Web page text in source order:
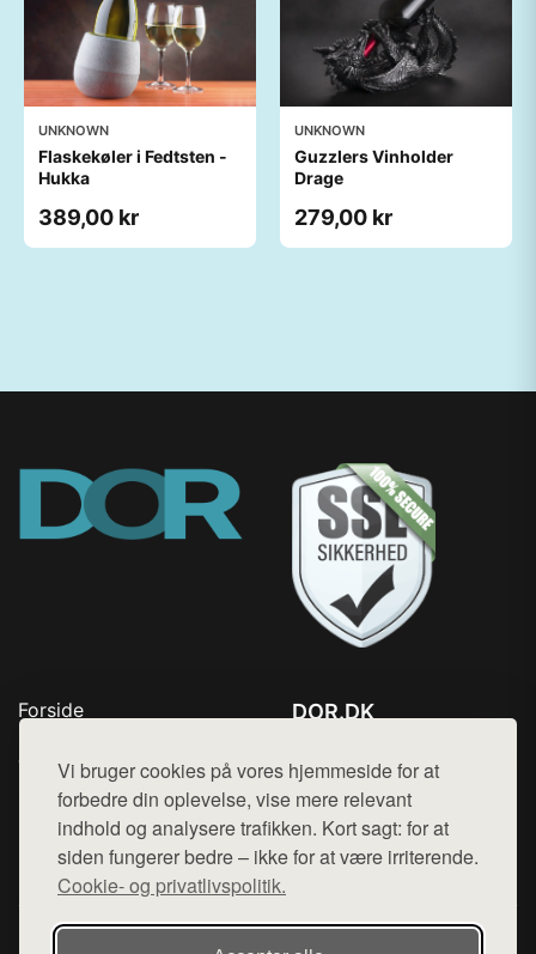
Vi bruger cookies på vores hjemmeside for at
forbedre din oplevelse, vise mere relevant
indhold og analysere trafikken. Kort sagt: for at
siden fungerer bedre – ikke for at være irriterende.
Cookie- og privatlivspolitik.
UNKNOWN
Flaskekøler i Fedtsten -
Hukka
389,00 kr
UNKNOWN
Guzzlers Vinholder
Drage
279,00 kr
Forside
Top Rabatter
Kontakt
DOR.DK
Mail: hej@want.dk
Cookie- og privatlivspolitik